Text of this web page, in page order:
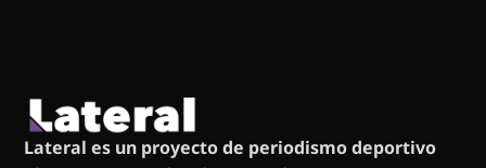
Lateral es un proyecto de periodismo deportivo